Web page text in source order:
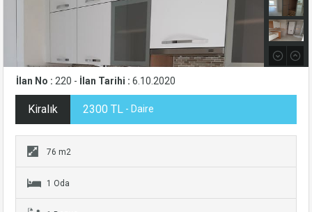
İlan No : 220 - İlan Tarihi : 6.10.2020
Kiralık 2300 TL - Daire
76 m2
1 Oda